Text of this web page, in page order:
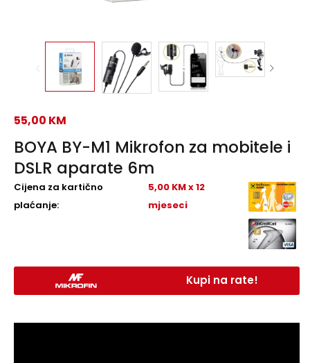
BOYA BY-M1 Mikrofon za mobitele i
DSLR aparate 6m
55,00 KM
Cijena za kartično
plaćanje:
5,00 KM x 12
mjeseci
Kupi na rate!